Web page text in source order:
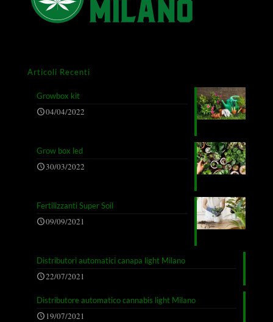
Articoli Recenti
Growbox kit
04/04/2022
Grow box led
30/03/2022
Fertilizzanti Super Soil
09/09/2021
Distributori automatici canapa light Milano
22/07/2021
Distributore automatico cannabis light Milano
19/07/2021